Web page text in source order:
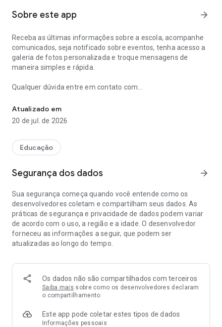
Sobre este app arrow_forward
Receba as últimas informações sobre a escola, acompanhe
comunicados, seja notificado sobre eventos, tenha acesso a
galeria de fotos personalizada e troque mensagens de
maneira simples e rápida.
Qualquer dúvida entre em contato com
Atualizado em
20 de jul. de 2026
Educação
Segurança dos dados arrow_forward
Sua segurança começa quando você entende como os
desenvolvedores coletam e compartilham seus dados. As
práticas de segurança e privacidade de dados podem variar
de acordo com o uso, a região e a idade. O desenvolvedor
forneceu as informações a seguir, que podem ser
atualizadas ao longo do tempo.
Os dados não são compartilhados com terceiros
Saiba mais sobre como os desenvolvedores declaram
o compartilhamento
Este app pode coletar estes tipos de dados
Informações pessoais